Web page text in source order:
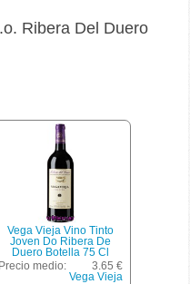
Ribera Del Duero
Vega Vieja Vino Tinto
Joven Do Ribera De
Duero Botella 75 Cl
Precio medio:
3.65 €
Vega Vieja